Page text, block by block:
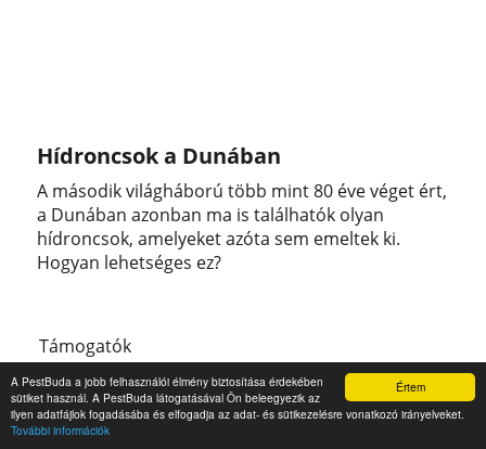
Értem
A PestBuda a jobb felhasználói élmény biztosítása érdekében
sütiket használ. A PestBuda látogatásával Ön beleegyezik az
ilyen adatfájlok fogadásába és elfogadja az adat- és sütikezelésre vonatkozó irányelveket.
További információk
Hídroncsok a Dunában
A második világháború több mint 80 éve véget ért,
a Dunában azonban ma is találhatók olyan
hídroncsok, amelyeket azóta sem emeltek ki.
Hogyan lehetséges ez?
Támogatók